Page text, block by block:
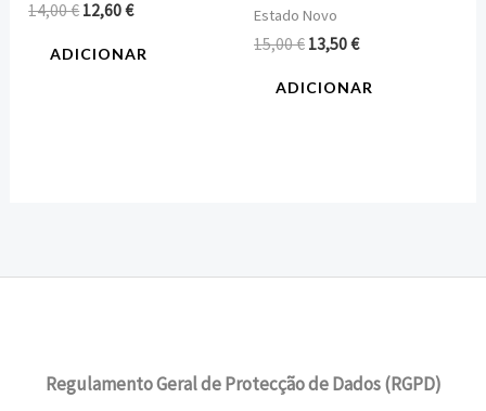
14,00€ 12,60€
ADICIONAR
Estado Novo
15,00€ 13,50€
ADICIONAR
Regulamento Geral de Protecção de Dados (RGPD)